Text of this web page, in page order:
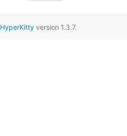
HyperKittyversion 1.3.7.